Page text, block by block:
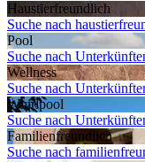
Haustier­freundlich
Suche nach
Pool
Suche nach
Wellness
Suche nach
Whirlpool
Suche nach
Familien­freundlich
Suche nach